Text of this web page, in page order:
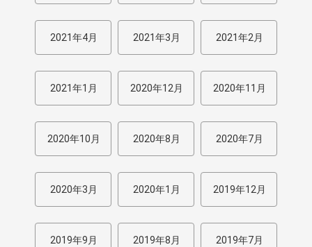
2021年4月 2021年3月 2021年2月
2021年1月 2020年12月 2020年11月
2020年10月 2020年8月 2020年7月
2020年3月 2020年1月 2019年12月
2019年9月 2019年8月 2019年7月